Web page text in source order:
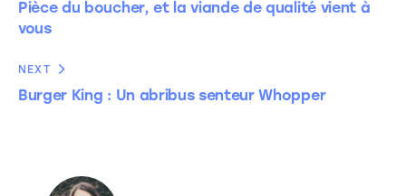
Pièce du boucher, et la viande de qualité vient à
vous
NEXT
Burger King : Un abribus senteur Whopper